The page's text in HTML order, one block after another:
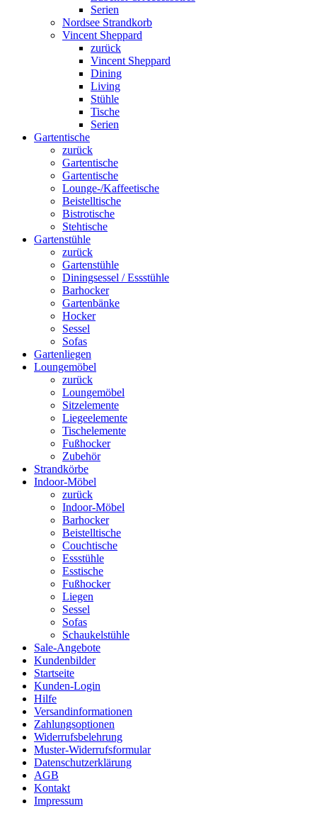
Serien
Nordsee Strandkorb
Vincent Sheppard
zurück
Vincent Sheppard
Dining
Living
Stühle
Tische
Serien
Gartentische
zurück
Gartentische
Gartentische
Lounge-/Kaffeetische
Beistelltische
Bistrotische
Stehtische
Gartenstühle
zurück
Gartenstühle
Diningsessel / Essstühle
Barhocker
Gartenbänke
Hocker
Sessel
Sofas
Gartenliegen
Loungemöbel
zurück
Loungemöbel
Sitzelemente
Liegeelemente
Tischelemente
Fußhocker
Zubehör
Strandkörbe
Indoor-Möbel
zurück
Indoor-Möbel
Barhocker
Beistelltische
Couchtische
Essstühle
Esstische
Fußhocker
Liegen
Sessel
Sofas
Schaukelstühle
Sale-Angebote
Kundenbilder
Startseite
Kunden-Login
Hilfe
Versandinformationen
Zahlungsoptionen
Widerrufsbelehrung
Muster-Widerrufsformular
Datenschutzerklärung
AGB
Kontakt
Impressum